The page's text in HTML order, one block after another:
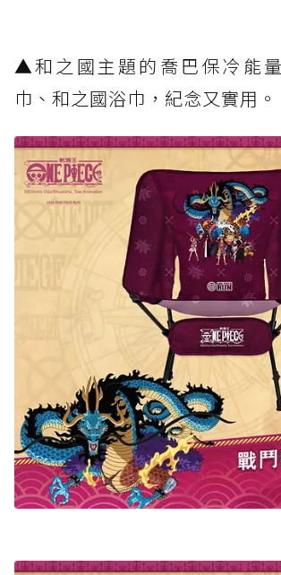
▲和之國主題的喬巴保冷能
巾、和之國浴巾，紀念又實用。